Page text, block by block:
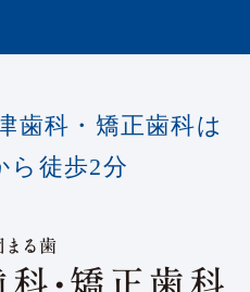
歯科・矯正歯科は
ら徒歩2分